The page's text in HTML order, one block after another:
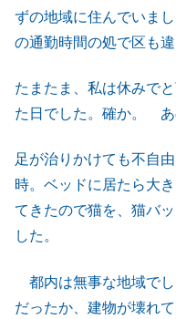
ずの地域に住んでいま
の通勤時間の処で区も違
たまたま、私は休みで
た日でした。確か。 あ
足が治りかけても不自
時。ベッドに居たら大
てきたので猫を、猫バ
した。
都内は無事な地域で
だったか、建物が壊れ